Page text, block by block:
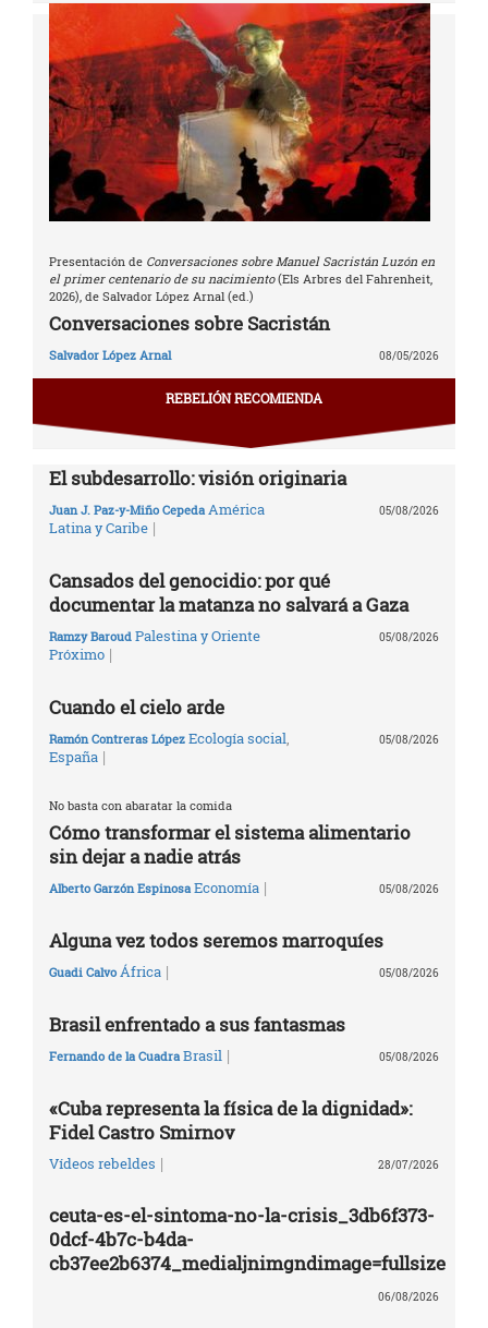
Presentación de Conversaciones sobre Manuel Sacristán Luzón en
el primer centenario de su nacimiento(Els Arbres del Fahrenheit,
2026), de Salvador López Arnal (ed.)
Conversaciones sobre Sacristán
Salvador López Arnal 08/05/2026
REBELIÓN RECOMIENDA
El subdesarrollo: visión originaria
Juan J. Paz-y-Miño Cepeda América
Latina y Caribe |
05/08/2026
Cansados del genocidio: por qué
documentar la matanza no salvará a Gaza
Ramzy Baroud Palestina y Oriente
Próximo |
05/08/2026
Cuando el cielo arde
Ramón Contreras López Ecología social
España |
05/08/2026
No basta con abaratar la comida
Cómo transformar el sistema alimentario
sin dejar a nadie atrás
Alberto Garzón Espinosa Economía | 05/08/2026
Alguna vez todos seremos marroquíes
Guadi Calvo África | 05/08/2026
Brasil enfrentado a sus fantasmas
Fernando de la Cuadra Brasil | 05/08/2026
«Cuba representa la física de la dignidad»:
Fidel Castro Smirnov
Vídeos rebeldes | 28/07/2026
ceuta-es-el-sintoma-no-la-crisis_3db6f373-
0dcf-4b7c-b4da-
cb37ee2b6374_medialjnimgndimage=fullsize
06/08/2026